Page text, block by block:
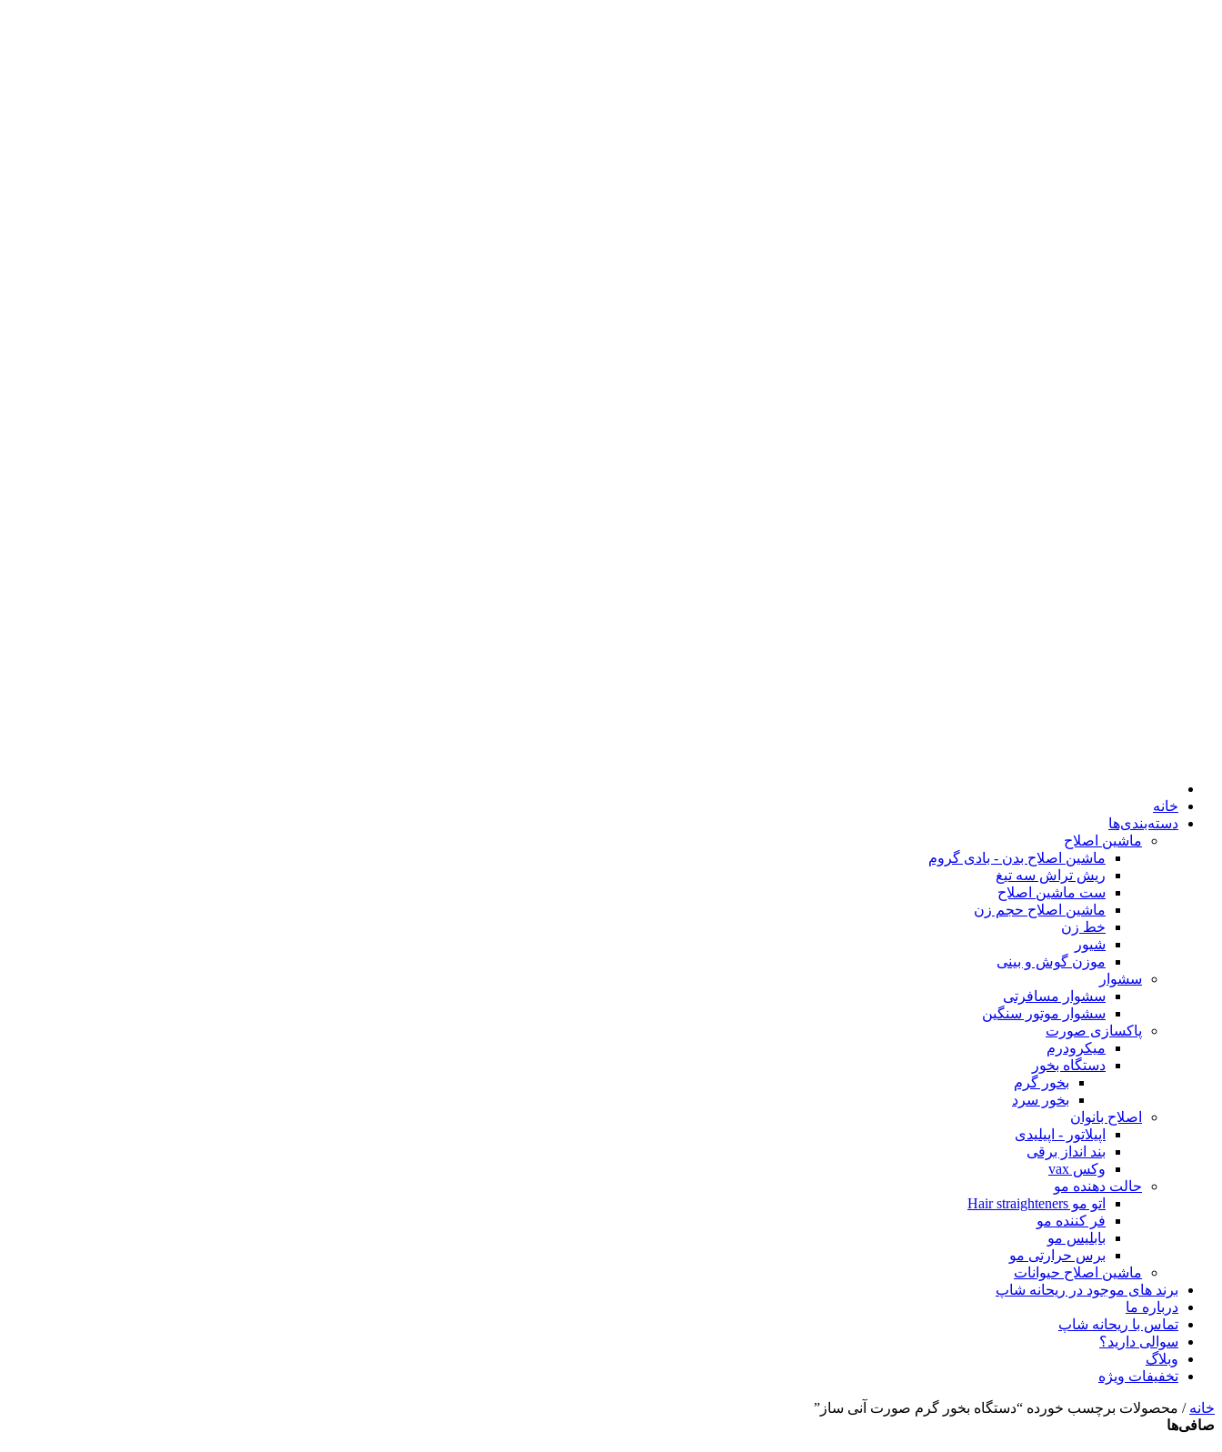
خانه
دسته‌بندی‌ها
ماشین اصلاح
ماشین اصلاح بدن - بادی گروم
ریش تراش سه تیغ
ست ماشین اصلاح
ماشین اصلاح حجم زن
خط زن
شیور
موزن گوش و بینی
سشوار
سشوار مسافرتی
سشوار موتور سنگین
پاکسازی صورت
میکرودرم
دستگاه بخور
بخور گرم
بخور سرد
اصلاح بانوان
اپیلاتور - اپیلیدی
بند انداز برقی
وکس vax
حالت دهنده مو
اتو مو Hair straighteners
فر کننده مو
بابلیس مو
برس حرارتی مو
ماشین اصلاح حیوانات
برند های موجود در ریحانه شاپ
درباره ما
تماس با ریحانه شاپ
سوالی دارید؟
وبلاگ
تخفیفات ویژه
خانه / محصولات برچسب خورده “دستگاه بخور گرم صورت آنی ساز”
صافی‌ها